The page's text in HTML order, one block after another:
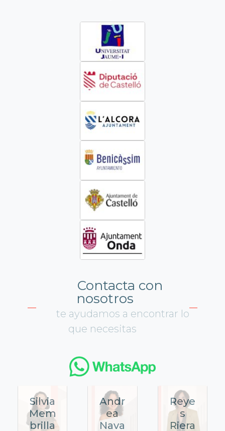
Contacta con
nosotros
te ayudamos a encontrar lo
que necesitas
Silvia
Mem
brilla
Andr
ea
Nava
Reye
s
Riera